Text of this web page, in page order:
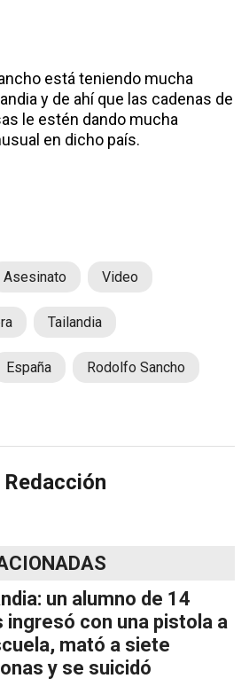
está teniendo mucha
y de ahí que las cadenas de
le estén dando mucha
en dicho país.
Asesinato Video
Tailandia
España Rodolfo Sancho
un alumno de 14
ingresó con una pistola a
mató a siete
y se suicidó